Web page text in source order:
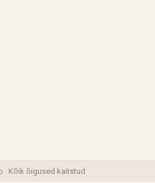
· Kõik õigused kaitstud